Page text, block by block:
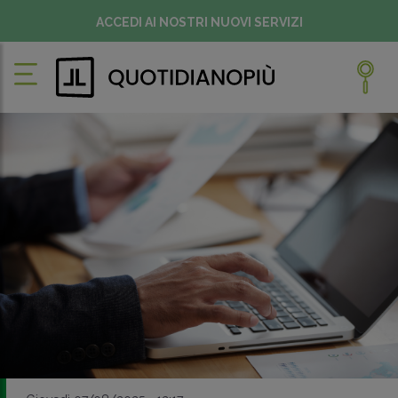
ACCEDI AI NOSTRI NUOVI SERVIZI